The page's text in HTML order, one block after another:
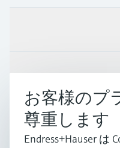
インダストリー
サポート
お客様のプ
尊重します
Endress+Hauser は